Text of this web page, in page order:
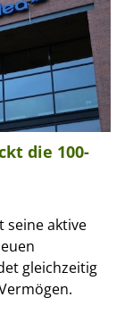
die 100-
seine aktive
gleichzeitig